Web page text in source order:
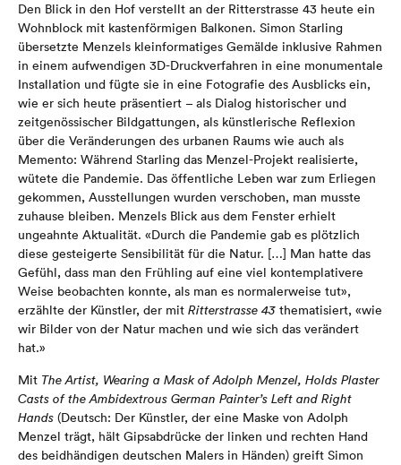
Den Blick in den Hof verstellt an der Ritterstrasse 43 heute ein
Wohnblock mit kastenförmigen Balkonen. Simon Starling
übersetzte Menzels kleinformatiges Gemälde inklusive Rahmen
in einem aufwendigen 3D-Druckverfahren in eine monumentale
Installation und fügte sie in eine Fotografie des Ausblicks ein,
wie er sich heute präsentiert – als Dialog historischer und
zeitgenössischer Bildgattungen, als künstlerische Reflexion
über die Veränderungen des urbanen Raums wie auch als
Memento: Während Starling das Menzel-Projekt realisierte,
wütete die Pandemie. Das öffentliche Leben war zum Erliegen
gekommen, Ausstellungen wurden verschoben, man musste
zuhause bleiben. Menzels Blick aus dem Fenster erhielt
ungeahnte Aktualität. «Durch die Pandemie gab es plötzlich
diese gesteigerte Sensibilität für die Natur. […] Man hatte das
Gefühl, dass man den Frühling auf eine viel kontemplativere
Weise beobachten konnte, als man es normalerweise tut»,
erzählte der Künstler, der mit Ritterstrasse 43 thematisiert, «wie
wir Bilder von der Natur machen und wie sich das verändert
hat.»
Mit The Artist, Wearing a Mask of Adolph Menzel, Holds Plaster
Casts of the Ambidextrous German Painter’s Left and Right
Hands (Deutsch: Der Künstler, der eine Maske von Adolph
Menzel trägt, hält Gipsabdrücke der linken und rechten Hand
des beidhändigen deutschen Malers in Händen) greift Simon